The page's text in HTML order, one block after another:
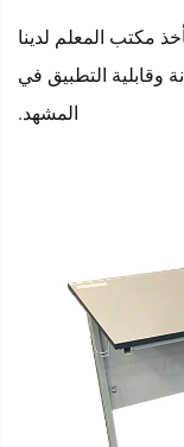
مكتب المعلم لدينا
وقابلية التطبيق في
المشهد.